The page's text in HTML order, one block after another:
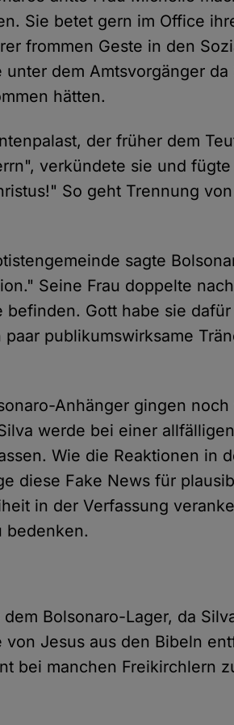
Sie betet gern im Office
frommen Geste in den
dem Amtsvorgänger da
hätten.
der früher dem
verkündete sie und
So geht Trennung
sagte
Seine Frau doppelte
Gott habe sie
publikumswirksame
Anhänger gingen noch
werde bei einer
Wie die Reaktionen in
diese Fake News für
in der Verfassung
bedenken.
Bolsonaro-Lager, da
von Jesus aus den Bibeln
bei manchen Freikirchlern